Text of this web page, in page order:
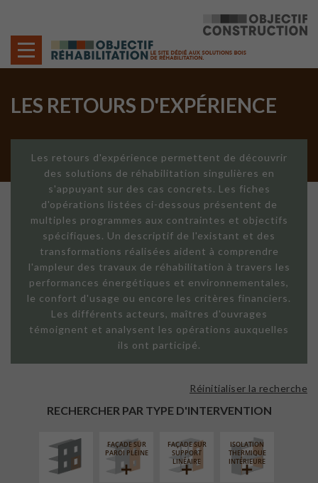
LES RETOURS D'EXPÉRIENCE
Les retours d'expérience permettent de découvrir
des solutions de réhabilitation singulières en
s'appuyant sur des cas concrets. Les fiches
d'opérations listées ci-dessous présentent de
multiples programmes aux contraintes et objectifs
spécifiques. Un descriptif de l'existant et des
transformations réalisées aident à comprendre
l'ampleur des travaux de réhabilitation à travers les
performances énergétiques et environnementales,
le confort d'usage ou encore les critères financiers.
Les différents acteurs, maîtres d'ouvrages
témoignent et analysent les opérations auxquelles
ils ont participé.
RECHERCHER PAR TYPE D'INTERVENTION
Réinitialiser la recherche
EXTÉRIEURE
FAÇADE SUR
PAROI PLEINE
FAÇADE SUR
SUPPORT
LINÉAIRE
ISOLATION
THERMIQUE
INTÉRIEURE